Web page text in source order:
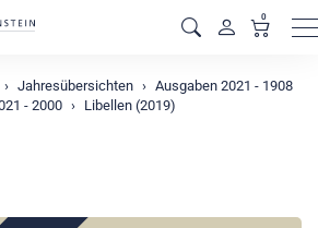
0
Jahresübersichten
Ausgaben 2021 - 1908
- 2000
Libellen (2019)